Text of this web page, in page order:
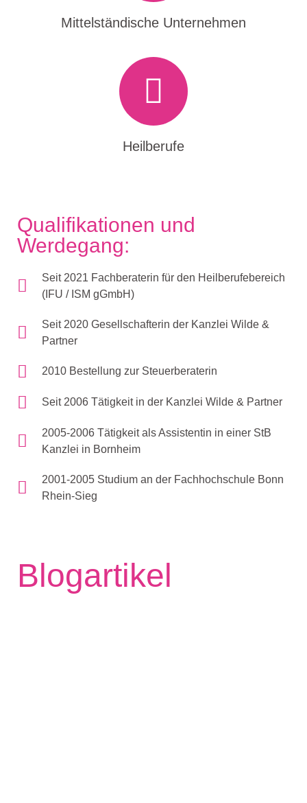
Mittelständische Unternehmen
Heilberufe
Qualifikationen und
Werdegang:
Seit 2021 Fachberaterin für den Heilberufebereich
(IFU / ISM gGmbH)
Seit 2020 Gesellschafterin der Kanzlei Wilde &
Partner
2010 Bestellung zur Steuerberaterin
Seit 2006 Tätigkeit in der Kanzlei Wilde & Partner
2005-2006 Tätigkeit als Assistentin in einer StB
Kanzlei in Bornheim
2001-2005 Studium an der Fachhochschule Bonn
Rhein-Sieg
Blogartikel